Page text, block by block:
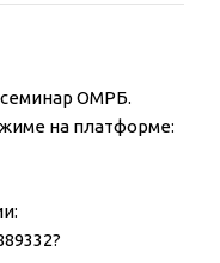
семинар ОМРБ.
на платформе: